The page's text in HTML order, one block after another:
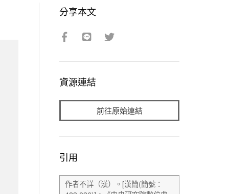
分享本文
資源連結
前往原始連結
引用